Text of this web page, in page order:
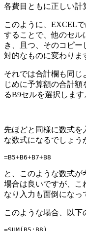
各費目ともに正しい計
このように、EXCEL
することで、他のセル
き、且つ、そのコピ
対的なものに変わりま
それでは合計欄も同じ
じめに予算額の合計
るB9セルを選択します
先ほどと同様に数式を
な数式になるでしょう
=B5+B6+B7+B8
と、このような数式
場合は良いですが、こ
なり入力も面倒になっ
このような場合、以下